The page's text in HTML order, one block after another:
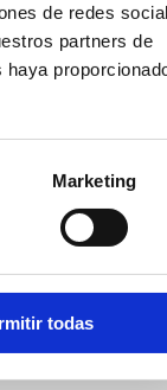
de redes
partners de
Marketing
todas